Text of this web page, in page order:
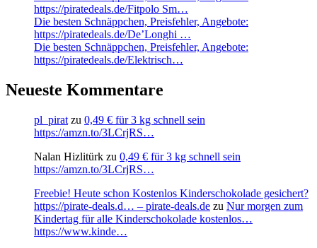
https://piratedeals.de/Fitpolo Sm…
Die besten Schnäppchen, Preisfehler, Angebote:
https://piratedeals.de/De’Longhi …
Die besten Schnäppchen, Preisfehler, Angebote:
https://piratedeals.de/Elektrisch…
Neueste Kommentare
pl_pirat zu 0,49 € für 3 kg schnell sein
https://amzn.to/3LCrjRS…
Nalan Hizlitürk zu 0,49 € für 3 kg schnell sein
https://amzn.to/3LCrjRS…
Freebie! Heute schon Kostenlos Kinderschokolade gesichert?
https://pirate-deals.d… – pirate-deals.de zu Nur morgen zum
Kindertag für alle Kinderschokolade kostenlos…
https://www.kinde…